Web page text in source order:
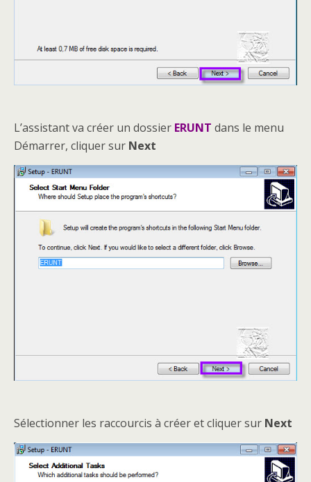
L’assistant va créer un dossier ERUNT dans le menu
Démarrer, cliquer sur Next
Sélectionner les raccourcis à créer et cliquer sur Next